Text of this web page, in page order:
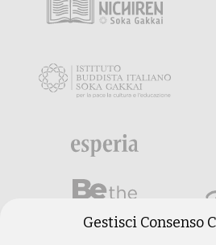
Gestisci Consenso